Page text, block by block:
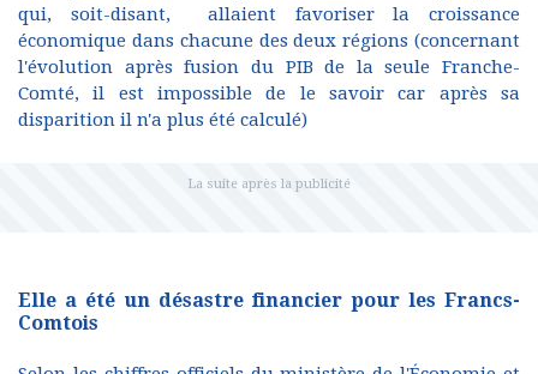
qui, soit-disant, allaient favoriser la croissance
économique dans chacune des deux régions (concernant
l'évolution après fusion du PIB de la seule Franche-
Comté, il est impossible de le savoir car après sa
disparition il n'a plus été calculé)
Elle a été un désastre financier pour les Francs-
Comtois